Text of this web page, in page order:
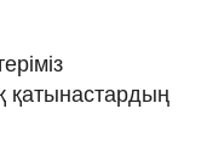
қатынастардың